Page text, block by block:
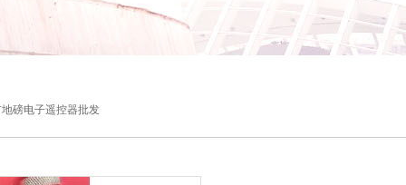
磅电子遥控器批发